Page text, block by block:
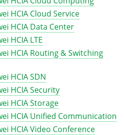
HCIA Cloud Service
HCIA Data Center
HCIA LTE
HCIA Routing & Switching
HCIA SDN
HCIA Security
HCIA Storage
HCIA Unified Communication
HCIA Video Conference